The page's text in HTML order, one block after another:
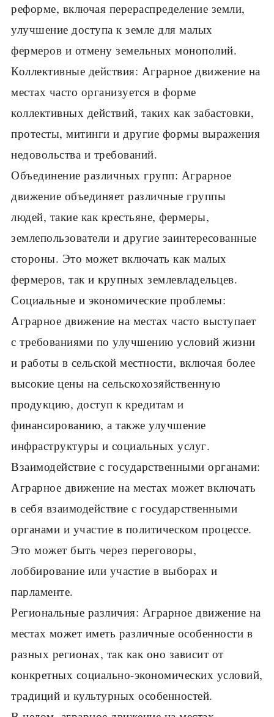
реформе, включая перераспределение земли,
улучшение доступа к земле для малых
фермеров и отмену земельных монополий.
Коллективные действия: Аграрное движение на
местах часто организуется в форме
коллективных действий, таких как забастовки,
протесты, митинги и другие формы выражения
недовольства и требований.
Объединение различных групп: Аграрное
движение объединяет различные группы
людей, такие как крестьяне, фермеры,
землепользователи и другие заинтересованные
стороны. Это может включать как малых
фермеров, так и крупных землевладельцев.
Социальные и экономические проблемы:
Аграрное движение на местах часто выступает
с требованиями по улучшению условий жизни
и работы в сельской местности, включая более
высокие цены на сельскохозяйственную
продукцию, доступ к кредитам и
финансированию, а также улучшение
инфраструктуры и социальных услуг.
Взаимодействие с государственными органами:
Аграрное движение на местах может включать
в себя взаимодействие с государственными
органами и участие в политическом процессе.
Это может быть через переговоры,
лоббирование или участие в выборах и
парламенте.
Региональные различия: Аграрное движение на
местах может иметь различные особенности в
разных регионах, так как оно зависит от
конкретных социально-экономических условий,
традиций и культурных особенностей.